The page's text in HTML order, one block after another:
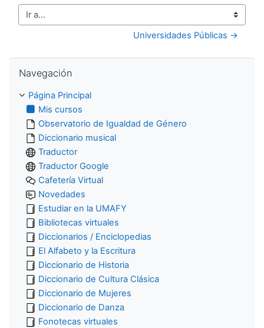
Ir a...
Universidades Públicas →
Navegación
Página Principal
Mis cursos
Observatorio de Igualdad de Género
Diccionario musical
Traductor
Traductor Google
Cafetería Virtual
Novedades
Estudiar en la UMAFY
Bibliotecas virtuales
Diccionarios / Enciclopedias
El Alfabeto y la Escritura
Diccionario de Historia
Diccionario de Cultura Clásica
Diccionario de Mujeres
Diccionario de Danza
Fonotecas virtuales